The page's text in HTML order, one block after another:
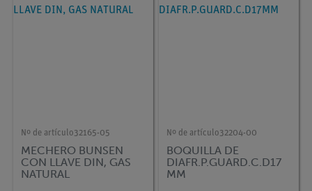
Nº de artículo32165-05
MECHERO BUNSEN
CON LLAVE DIN, GAS
NATURAL
Nº de artículo32204-00
BOQUILLA DE
DIAFR.P.GUARD.C.D17
MM